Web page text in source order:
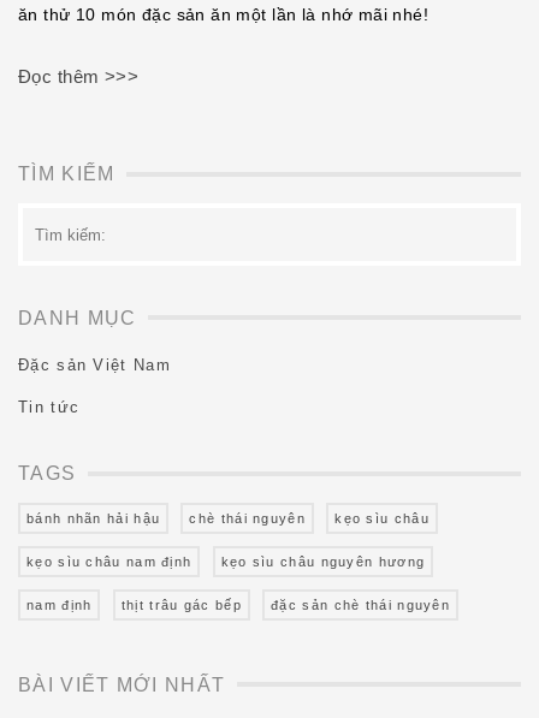
ăn thử 10 món đặc sản ăn một lần là nhớ mãi nhé!
Đọc thêm >>>
TÌM KIẾM
kiếm:
DANH MỤC
Đặc sản Việt Nam
Tin tức
TAGS
bánh nhãn hải hậu chè thái nguyên kẹo sìu châu
kẹo sìu châu nam định kẹo sìu châu nguyên hương
nam định thịt trâu gác bếp đặc sản chè thái nguyên
BÀI VIẾT MỚI NHẤT